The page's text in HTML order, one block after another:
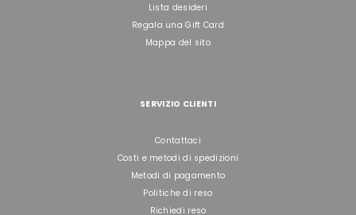
Lista desideri
Regala una Gift Card
Mappa del sito
SERVIZIO CLIENTI
Contattaci
Costi e metodi di spedizioni
Metodi di pagamento
Politiche di reso
Richiedi reso